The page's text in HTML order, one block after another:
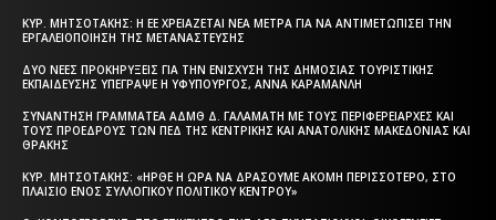
ΚΥΡ. ΜΗΤΣΟΤΆΚΗΣ: Η ΕΕ ΧΡΕΙΆΖΕΤΑΙ ΝΈΑ ΜΈΤΡΑ ΓΙΑ ΝΑ ΑΝΤΙΜΕΤΩΠΊΣΕΙ ΤΗΝ
ΕΡΓΑΛΕΙΟΠΟΊΗΣΗ ΤΗΣ ΜΕΤΑΝΆΣΤΕΥΣΗΣ
ΔΎΟ ΝΈΕΣ ΠΡΟΚΗΡΎΞΕΙΣ ΓΙΑ ΤΗΝ ΕΝΊΣΧΥΣΗ ΤΗΣ ΔΗΜΌΣΙΑΣ ΤΟΥΡΙΣΤΙΚΉΣ
ΕΚΠΑΊΔΕΥΣΗΣ ΥΠΈΓΡΑΨΕ Η ΥΦΥΠΟΥΡΓΌΣ, ΆΝΝΑ ΚΑΡΑΜΑΝΛΉ
ΣΥΝΆΝΤΗΣΗ ΓΡΑΜΜΑΤΈΑ ΑΔΜΘ Δ. ΓΑΛΑΜΆΤΗ ΜΕ ΤΟΥΣ ΠΕΡΙΦΕΡΕΙΆΡΧΕΣ ΚΑΙ
ΤΟΥΣ ΠΡΟΈΔΡΟΥΣ ΤΩΝ ΠΕΔ ΤΗΣ ΚΕΝΤΡΙΚΉΣ ΚΑΙ ΑΝΑΤΟΛΙΚΉΣ ΜΑΚΕΔΟΝΊΑΣ ΚΑΙ
ΘΡΆΚΗΣ
ΚΥΡ. ΜΗΤΣΟΤΆΚΗΣ: «ΉΡΘΕ Η ΏΡΑ ΝΑ ΔΡΆΣΟΥΜΕ ΑΚΌΜΗ ΠΕΡΙΣΣΌΤΕΡΟ, ΣΤΟ
ΠΛΑΊΣΙΟ ΕΝΌΣ ΣΥΛΛΟΓΙΚΟΎ ΠΟΛΙΤΙΚΟΎ ΚΈΝΤΡΟΥ»